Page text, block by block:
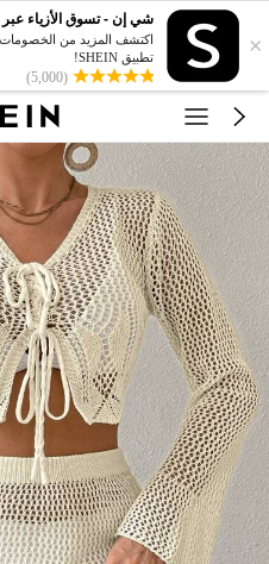
×
شي إن - تسوق الأزياء عبر
اكتشف المزيد من
تطبيق SHEIN!
(5,000)